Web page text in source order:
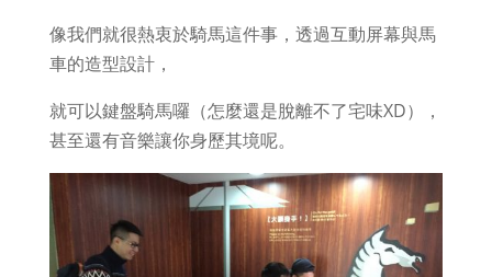
像我們就很熱衷於騎馬這件事，透過互動屏幕與馬
車的造型設計，
就可以鍵盤騎馬囉（怎麼還是脫離不了宅味XD），
甚至還有音樂讓你身歷其境呢。